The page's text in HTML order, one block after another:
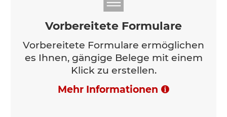
Vorbereitete Formulare
Vorbereitete Formulare ermöglichen
es Ihnen, gängige Belege mit einem
Klick zu erstellen.
Mehr Informationen